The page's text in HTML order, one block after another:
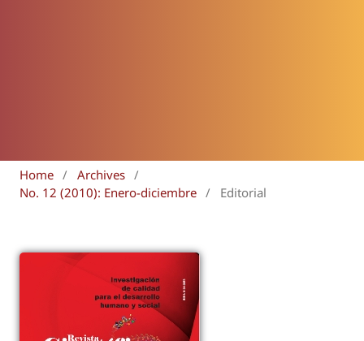
Home / Archives /
No. 12 (2010): Enero-diciembre / Editorial